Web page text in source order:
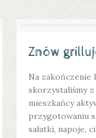
Znów
Na
skorzystaliśmy
mieszkańcy
przygotowaniu
sałatki, napoje,